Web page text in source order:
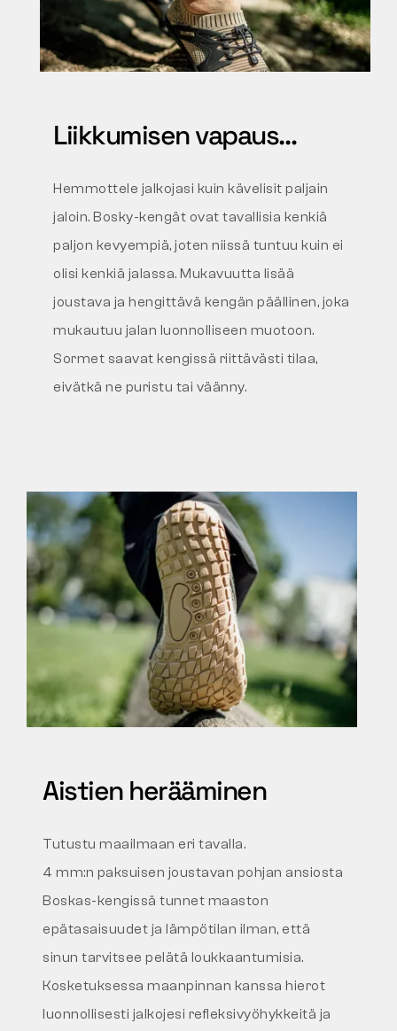
Liikkumisen vapaus…
Hemmottele jalkojasi kuin kävelisit paljain
jaloin. Bosky-kengät ovat tavallisia kenkiä
paljon kevyempiä, joten niissä tuntuu kuin ei
olisi kenkiä jalassa. Mukavuutta lisää
joustava ja hengittävä kengän päällinen, joka
mukautuu jalan luonnolliseen muotoon.
Sormet saavat kengissä riittävästi tilaa,
eivätkä ne puristu tai väänny.
Aistien herääminen
Tutustu maailmaan eri tavalla.
4 mm:n paksuisen joustavan pohjan ansiosta
Boskas-kengissä tunnet maaston
epätasaisuudet ja lämpötilan ilman, että
sinun tarvitsee pelätä loukkaantumisia.
Kosketuksessa maanpinnan kanssa hierot
luonnollisesti jalkojesi refleksivyöhykkeitä ja